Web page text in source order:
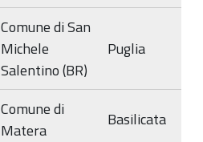
Comune di San
Michele
Salentino (BR)
Puglia
Comune di
Matera
Basilicata